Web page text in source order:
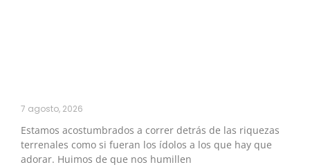
7 agosto, 2026
Estamos acostumbrados a correr detrás de las riquezas
terrenales como si fueran los ídolos a los que hay que
adorar. Huimos de que nos humillen